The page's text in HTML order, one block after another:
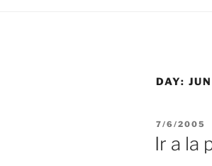
DAY:
POSTED
ON
7/6/2005
Ir a la